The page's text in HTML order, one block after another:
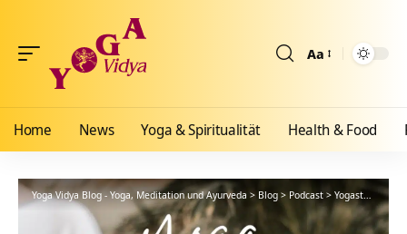
Aa
Home News Yoga & Spiritualität Health & Food
Yoga Vidya Blog - Yoga, Meditation und Ayurveda > Blog > Podcast > Yogastunde >